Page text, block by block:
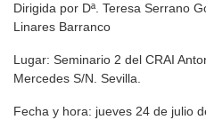
Dirigida por Dª. Teresa Serrano
Linares Barranco
Lugar: Seminario 2 del CRAI
Mercedes S/N. Sevilla.
Fecha y hora: jueves 24 de julio